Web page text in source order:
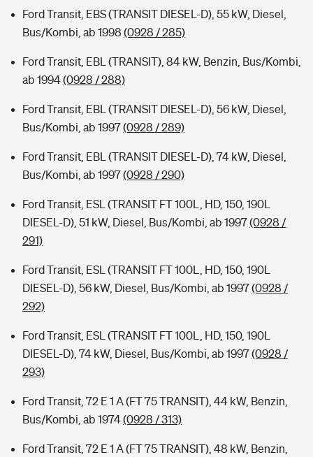
Sie haben Fragen?
Zur Übersicht
Kinderunfall-Check: Mehr Sicherheit für deine Kids
Typklassen: So ist Ihr Auto eingestuft
Sie haben Fragen?
Ford Transit, EBS (TRANSIT DIESEL-D), 55 kW, Diesel,
Bus/Kombi, ab 1998 (0928 / 285)
Ford Transit, EBL (TRANSIT), 84 kW, Benzin, Bus/Kombi,
ab 1994(0928 / 288)
Ford Transit, EBL (TRANSIT DIESEL-D), 56 kW, Diesel,
Bus/Kombi, ab 1997(0928 / 289)
Ford Transit, EBL (TRANSIT DIESEL-D), 74 kW, Diesel,
Bus/Kombi, ab 1997(0928 / 290)
Ford Transit, ESL (TRANSIT FT 100L, HD, 150, 190L
DIESEL-D), 51 kW, Diesel, Bus/Kombi, ab 1997(0928 /
291)
Ford Transit, ESL (TRANSIT FT 100L, HD, 150, 190L
DIESEL-D), 56 kW, Diesel, Bus/Kombi, ab 1997(0928 /
292)
Ford Transit, ESL (TRANSIT FT 100L, HD, 150, 190L
DIESEL-D), 74 kW, Diesel, Bus/Kombi, ab 1997(0928 /
293)
Ford Transit, 72 E 1 A (FT 75 TRANSIT), 44 kW, Benzin,
Bus/Kombi, ab 1974(0928 / 313)
Ford Transit, 72 E 1 A (FT 75 TRANSIT), 48 kW, Benzin,